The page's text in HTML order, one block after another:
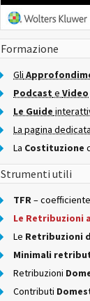
Formazione
Gli
Podcast e Video
Le Guide
La pagina
La Costituzione
Strumenti utili
TFR–
Le Retribuzioni
Le Retribuzioni
Minimali
Retribuzioni
Contributi